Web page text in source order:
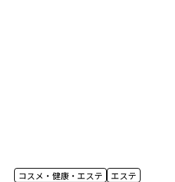
コスメ・健康・エステ エステ